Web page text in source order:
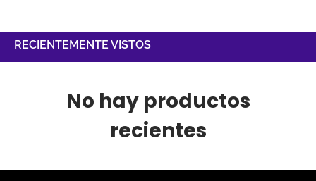
RECIENTEMENTE VISTOS
No hay productos
recientes